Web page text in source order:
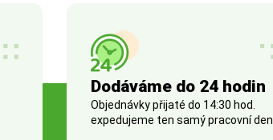
Dodáváme do 24 hodin
Objednávky přijaté do 14:30 hod.
expedujeme ten samý pracovní den.